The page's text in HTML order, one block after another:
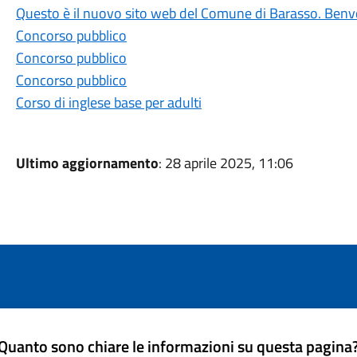
Questo è il nuovo sito web del Comune di Barasso.
Concorso pubblico
Concorso pubblico
Concorso pubblico
Corso di inglese base per adulti
Ultimo aggiornamento: 28 aprile 2025, 11:06
sono chiare le informazioni su questa